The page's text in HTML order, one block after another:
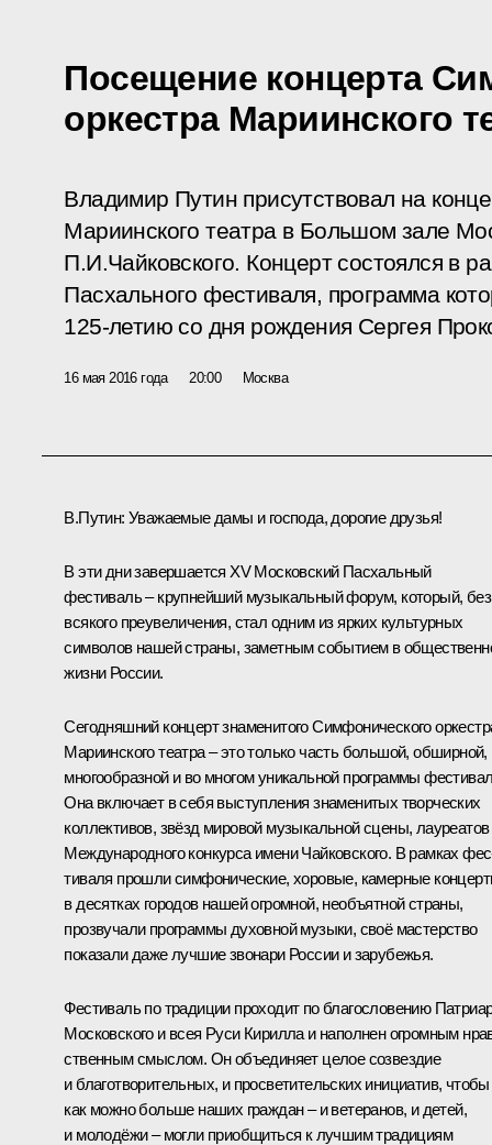
Посещение концерта
оркестра Мариинского
Владимир Путин присутствовал на
Мариинского театра в Большом зале
П.И.Чайковского. Концерт состоялся в
Пасхального фестиваля, программа
125-летию со дня рождения Сергея
16 мая 2016 года 20:00 Москва
В.Путин: Уважаемые дамы и господа, дорогие друзья!
В эти дни завершается XV Московский Пасхаль­ный
фестиваль – крупней­ший музыкальный форум, который, без
всякого преу­величения, стал одним из ярких культурных
символов нашей страны, заметным событием в
жизни России.
Сегодняшний концерт знаменитого Симфоничес­кого
Мариинско­го театра – это только часть большой, обширной,
многообразной и во многом уникальной про­граммы
Она включает в себя выс­тупления знаменитых творческих
коллективов, звёзд мировой музыкальной сце­ны, лауреатов
Между­народного конкурса имени Чайковского. В рамках
тиваля прошли симфони­ческие, хоровые, камер­ные
в десятках городов нашей огромной, необъятной страны,
прозвучали программы духовной музы­ки, своё мастерство
показа­ли даже лучшие звонари России и зарубежья.
Фестиваль по традиции проходит по благословению
Московского и всея Руси Кирилла и наполнен огромным
ственным смыслом. Он объединяет целое созвездие
и благотворительных, и просветительских инициатив, чтобы
как можно больше наших граждан – и ветеранов, и детей,
и молодёжи – мог­ли приобщиться к лучшим традициям